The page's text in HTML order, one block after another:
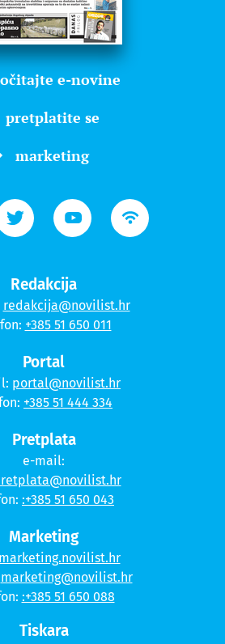
e-novine
pretplatite se
marketing
Redakcija
redakcija@novilist.hr
+385 51 650 011
Portal
portal@novilist.hr
+385 51 444 334
Pretplata
e-mail:
:+385 51 650 043
Marketing
marketing.novilist.hr
marketing@novilist.hr
:+385 51 650 088
Tiskara